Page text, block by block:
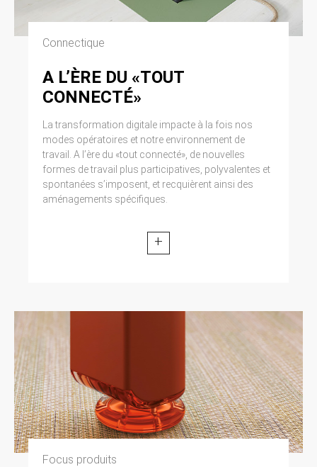
Connectique
A L’ÈRE DU «TOUT
CONNECTÉ»
La transformation digitale impacte à la fois nos
modes opératoires et notre environnement de
travail. A l’ère du «tout connecté», de nouvelles
formes de travail plus participatives, polyvalentes et
spontanées s’imposent, et recquièrent ainsi des
aménagements spécifiques.
+
Focus produits